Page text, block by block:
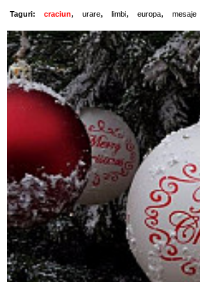
Taguri: craciun, urare, limbi, europa, mesaje